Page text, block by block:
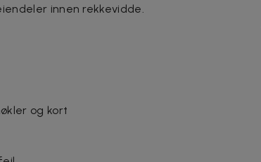
innen rekkevidde.
og kort